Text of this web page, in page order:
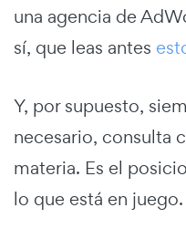
una agencia de
sí, que leas antes
Y, por supuesto,
necesario, consulta
materia. Es el
lo que está en juego.